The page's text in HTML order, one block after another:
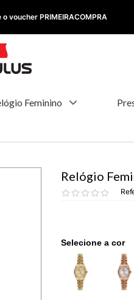
voucher PRIMEIRACOMPRA
Feminino
Relógio